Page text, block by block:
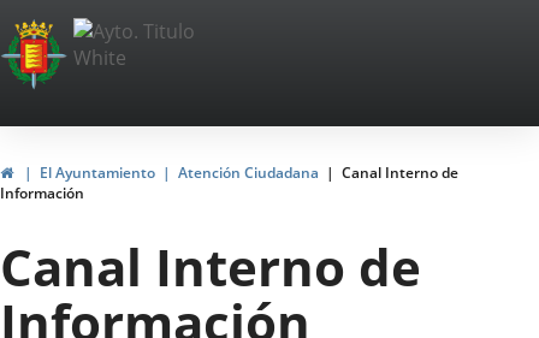
Saltar al contenido
Portal
Web
del
Ayuntamiento
de
Valladolid
InicioEl Ayuntamiento Atención Ciudadana
Canal Interno de
Información
Canal Interno de
Información